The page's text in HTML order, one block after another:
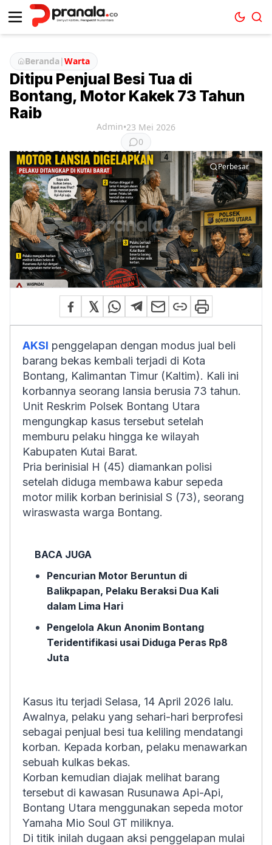
Beranda|Warta
Ditipu Penjual Besi Tua di
Bontang, Motor Kakek 73 Tahun
Raib
Admin•23 Mei 2026
0
Perbesar
AKSI penggelapan dengan modus jual beli
barang bekas kembali terjadi di Kota
Bontang, Kalimantan Timur (Kaltim). Kali ini
korbannya seorang lansia berusia 73 tahun.
Unit Reskrim Polsek Bontang Utara
mengungkap kasus tersebut setelah
memburu pelaku hingga ke wilayah
Kabupaten Kutai Barat.
Pria berinisial H (45) diamankan polisi
setelah diduga membawa kabur sepeda
motor milik korban berinisial S (73), seorang
wiraswasta warga Bontang.
BACA JUGA
Pencurian Motor Beruntun di
Balikpapan, Pelaku Beraksi Dua Kali
dalam Lima Hari
Pengelola Akun Anonim Bontang
Teridentifikasi usai Diduga Peras Rp8
Juta
Kasus itu terjadi Selasa, 14 April 2026 lalu.
Awalnya, pelaku yang sehari-hari berprofesi
sebagai penjual besi tua keliling mendatangi
korban. Kepada korban, pelaku menawarkan
sebuah kulkas bekas.
Korban kemudian diajak melihat barang
tersebut di kawasan Rusunawa Api-Api,
Bontang Utara menggunakan sepeda motor
Yamaha Mio Soul GT miliknya.
Di titik inilah dugaan aksi penggelapan mulai